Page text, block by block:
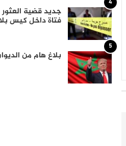
4
جديد قضية
فتاة داخل كيس
5
بلاغ هام من